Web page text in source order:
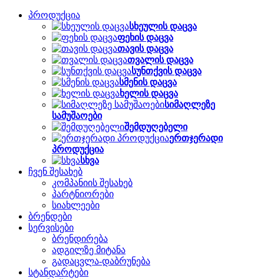
პროდუქცია
სხეულის დაცვა
ფეხის დაცვა
თავის დაცვა
თვალის დაცვა
სუნთქვის დაცვა
სმენის დაცვა
ხელის დაცვა
სიმაღლეზე
სამუშაოები
შემდუღებელი
ერთჯერადი
პროდუქცია
სხვა
ჩვენ შესახებ
კომპანიის შესახებ
პარტნიორები
სიახლეები
ბრენდები
სერვისები
ბრენდირება
ადგილზე მიტანა
გადაცვლა-დაბრუნება
სტანდარტები